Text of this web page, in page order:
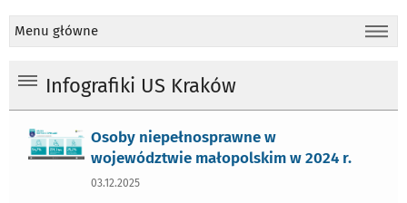
Menu główne
Infografiki US Kraków
Osoby niepełnosprawne w
województwie małopolskim w 2024 r.
03.12.2025